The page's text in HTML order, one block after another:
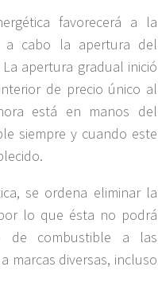
favorecerá a la
a cabo la apertura del
apertura gradual inició
de precio único al
está en manos del
siempre y cuando este
se ordena eliminar la
lo que ésta no podrá
de combustible a las
marcas diversas, incluso